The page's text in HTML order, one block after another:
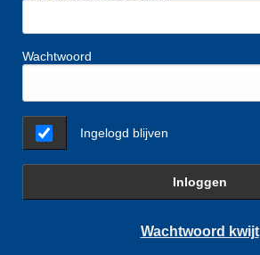
Wachtwoord
Ingelogd blijven
Inloggen
Wachtwoord kwijt